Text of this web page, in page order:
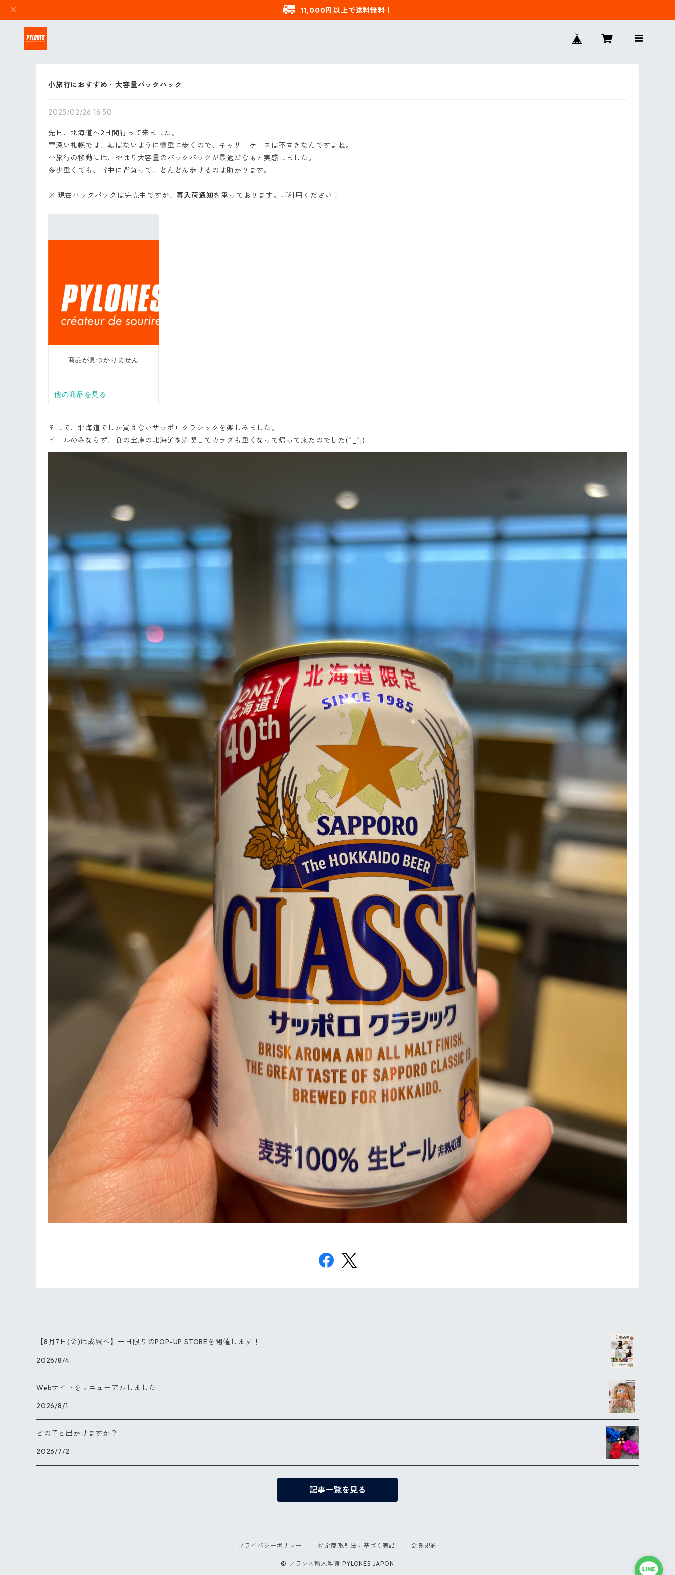
11,000円以上で送料無料！
小旅行におすすめ・大容量バックパック
2025/02/26 16:50
先日、北海道へ2日間行って来ました。
雪深い札幌では、転ばないように慎重に歩くので、キャリーケースは不向きなんですよね。
小旅行の移動には、やはり大容量のバックパックが最適だなぁと実感しました。
多少重くても、背中に背負って、どんどん歩けるのは助かります。
※ 現在バックパックは完売中ですが、 再入荷通知を承っております。ご利用ください！
そして、北海道でしか買えないサッポロクラシックを楽しみました。
ビールのみならず、食の宝庫の北海道を満喫してカラダも重くなって帰って来たのでした(^_^;)
【8月7日(金)は成城へ】一日限りのPOP-UP STOREを開催します！
2026/8/4
Webサイトをリニューアルしました！
2026/8/1
どの子と出かけますか？
2026/7/2
記事一覧を見る
プライバシーポリシー 特定商取引法に基づく表記 会員規約
© フランス輸入雑貨 PYLONES JAPON